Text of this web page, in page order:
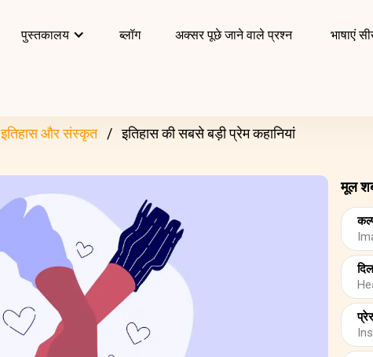
पुस्तकालय ब्लॉग अक्सर पूछे जाने वाले प्रश्न भाषाएं
इतिहास और संस्कृत इतिहास की सबसे बड़ी प्रेम कहानियां
मूल